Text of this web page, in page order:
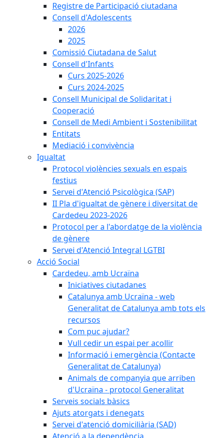
Registre de Participació ciutadana
Consell d'Adolescents
2026
2025
Comissió Ciutadana de Salut
Consell d'Infants
Curs 2025-2026
Curs 2024-2025
Consell Municipal de Solidaritat i
Cooperació
Consell de Medi Ambient i Sostenibilitat
Entitats
Mediació i convivència
Igualtat
Protocol violències sexuals en espais
festius
Servei d'Atenció Psicològica (SAP)
II Pla d'igualtat de gènere i diversitat de
Cardedeu 2023-2026
Protocol per a l'abordatge de la violència
de gènere
Servei d'Atenció Integral LGTBI
Acció Social
Cardedeu, amb Ucraïna
Iniciatives ciutadanes
Catalunya amb Ucraïna - web
Generalitat de Catalunya amb tots els
recursos
Com puc ajudar?
Vull cedir un espai per acollir
Informació i emergència (Contacte
Generalitat de Catalunya)
Animals de companyia que arriben
d'Ucraïna - protocol Generalitat
Serveis socials bàsics
Ajuts atorgats i denegats
Servei d'atenció domiciliària (SAD)